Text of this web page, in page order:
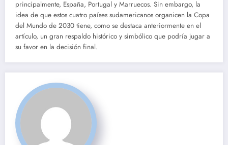
principalmente, España, Portugal y Marruecos. Sin embargo, la
idea de que estos cuatro países sudamericanos organicen la Copa
del Mundo de 2030 tiene, como se destaca anteriormente en el
artículo, un gran respaldo histórico y simbólico que podría jugar a
su favor en la decisión final.